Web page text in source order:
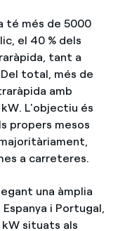
té més de 5000
el 40 % dels
tant a
total, més de
amb
L'objectiu és
propers mesos
a carreteres.
una àmplia
i Portugal,
situats als